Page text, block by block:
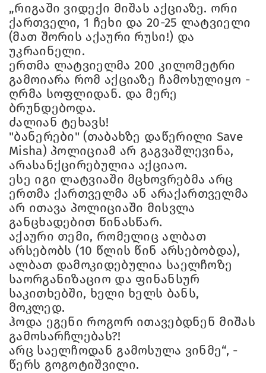
„რიგაში ვიდექი მიშას აქციაზე. ორი
ქართველი, 1 ჩეხი და 20-25 ლატვიელი
(მათ შორის აქაური რუსი!) და
უკრაინელი.
ერთმა ლატვიელმა 200 კილომეტრი
გამოიარა რომ აქციაზე ჩამოსულიყო -
ღრმა სოფლიდან. და მერე
ბრუნდებოდა.
ძალიან ტეხავს!
"ბანერები" (თაბახზე დაწერილი Save
Misha) პოლიციამ არ გაგვაშლევინა,
არასანქცირებულია აქციაო.
ესე იგი ლატვიაში მცხოვრებმა არც
ერთმა ქართველმა ან არაქართველმა
არ ითავა პოლიციაში მისვლა
განცხადებით წინასწარ.
აქაური თემი, რომელიც ალბათ
არსებობს (10 წლის წინ არსებობდა),
ალბათ დამოკიდებულია საელჩოზე
საორგანიზაციო და ფინანსურ
საკითხებში, ხელი ხელს ბანს,
მოკლედ.
ჰოდა ეგენი როგორ ითავებდნენ მიშას
გამოსარჩლებას?!
არც საელჩოდან გამოსულა ვინმე“, -
წერს გოგოტიშვილი.